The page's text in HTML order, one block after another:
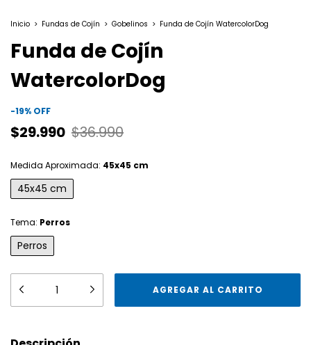
Inicio > Fundas de Cojín > Gobelinos > Funda de Cojín WatercolorDog
Funda de Cojín
WatercolorDog
-19% OFF
$29.990 $36.990
Medida Aproximada: 45x45 cm
45x45 cm
Tema: Perros
Perros